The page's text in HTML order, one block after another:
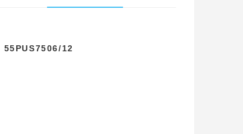
55PUS7506/12